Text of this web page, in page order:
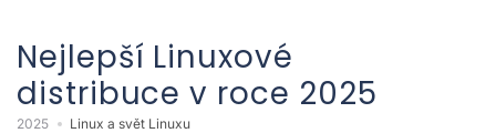
Nejlepší Linuxové
distribuce v roce 2025
2025 Linux a svět Linuxu